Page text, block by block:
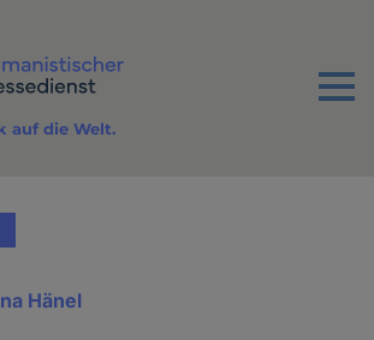
Menu
auf die Welt.
Hänel